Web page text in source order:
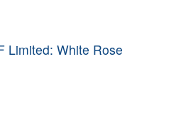
Limited: White Rose